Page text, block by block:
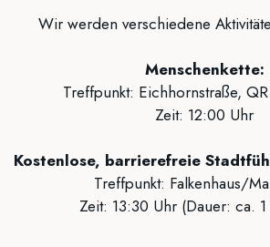
Wir werden verschiedene
Menschenkette:
Treffpunkt: Eichhornstraße,
Zeit: 12:00 Uhr
Kostenlose, barrierefreie
Treffpunkt: Falkenhaus/
Zeit: 13:30 Uhr (Dauer: ca. 1